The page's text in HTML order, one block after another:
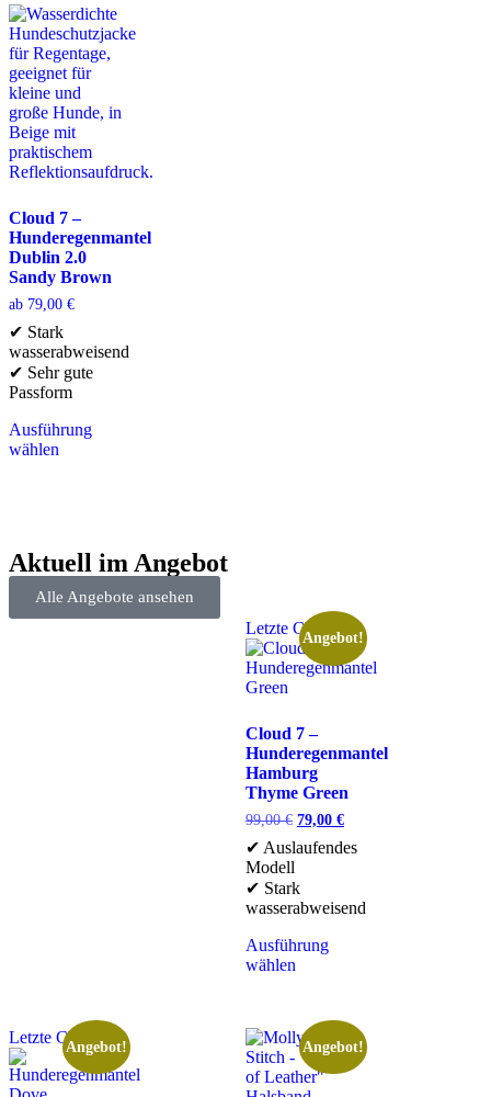
Cloud 7 –
Hunderegenmantel
Dublin 2.0
Sandy Brown
ab 79,00 €
✔ Stark
wasserabweisend
✔ Sehr gute
Passform
Ausführung
wählen
Aktuell im Angebot
Alle Angebote ansehen
Letzte Chance
Angebot!
Cloud 7 –
Hunderegenmantel
Hamburg
Thyme Green
99,00€ 79,00 €
✔ Auslaufendes
Modell
✔ Stark
wasserabweisend
Ausführung
wählen
Letzte Chance
Angebot! Angebot!